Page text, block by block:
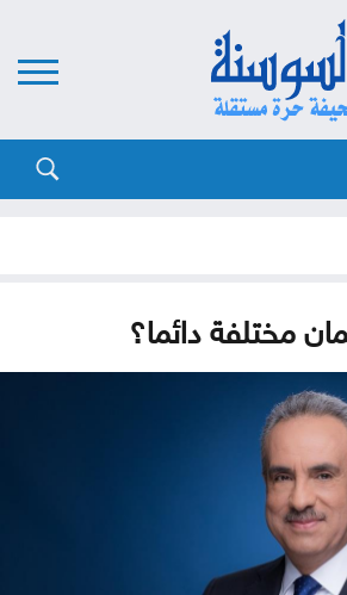
مختلفة دائما؟